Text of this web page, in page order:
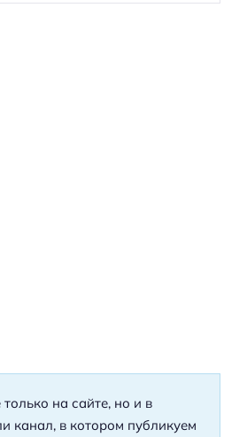
на сайте, но и в
канал, в котором публикуем